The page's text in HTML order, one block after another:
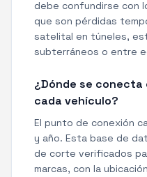
debe confundirse con
que son pérdidas
satelital en túneles,
subterráneos o entre
¿Dónde se
cada vehículo?
El punto de conexión
y año. Esta base de
de corte verificados
marcas, con la